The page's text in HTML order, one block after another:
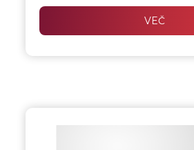
in nato prenosu na tekstil, imajo
ter zagotavljajo kakovosten izpis z
VEČ